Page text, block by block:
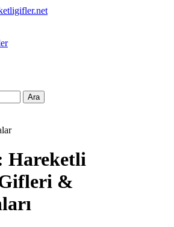
Ara
Hareketli
&